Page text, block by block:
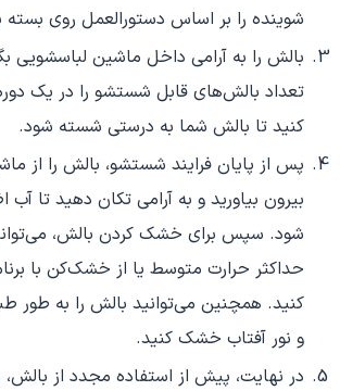
شوینده را بر اساس دستورالعمل روی بسته
بالش را به آرامی داخل ماشین لباسشویی
تعداد بالش‌های قابل شستشو را در یک
کنید تا بالش شما به درستی شسته شود.
پس از پایان فرایند شستشو، بالش را از
بیرون بیاورید و به آرامی تکان دهید تا
شود. سپس برای خشک کردن بالش،
حداکثر حرارت متوسط یا از خشک‌کن با
کنید. همچنین می‌توانید بالش را به طور
و نور آفتاب خشک کنید.
در نهایت، پیش از استفاده مجدد از